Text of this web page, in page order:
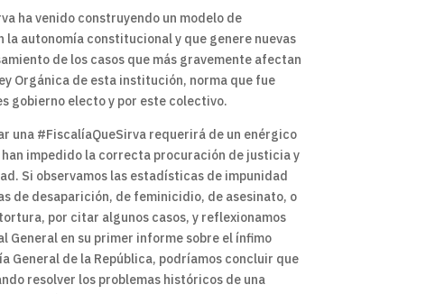
ha venido construyendo un modelo de
autonomía constitucional y que genere nuevas
de los casos que más gravemente afectan
Orgánica de esta institución, norma que fue
gobierno electo y por este colectivo.
una #FiscalíaQueSirva requerirá de un enérgico
impedido la correcta procuración de justicia y
Si observamos las estadísticas de impunidad
de desaparición, de feminicidio, de asesinato, o
por citar algunos casos, y reflexionamos
General en su primer informe sobre el ínfimo
General de la República, podríamos concluir que
resolver los problemas históricos de una